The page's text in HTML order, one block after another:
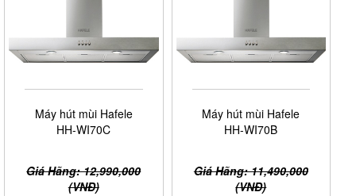
Máy hút mùi Hafele
HH-WI70C
Giá Hãng: 12,990,000
(VNĐ)
Máy hút mùi Hafele
HH-WI70B
Giá Hãng: 11,490,000
(VNĐ)